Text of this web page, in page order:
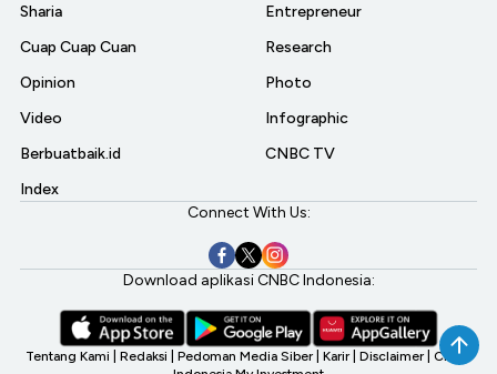
Sharia
Cuap Cuap Cuan
Opinion
Video
Berbuatbaik.id
Index
Entrepreneur
Research
Photo
Infographic
CNBC TV
Connect With Us:
Download aplikasi CNBC Indonesia:
Tentang Kami Redaksi Pedoman Media Siber Karir Disclaimer CNBC